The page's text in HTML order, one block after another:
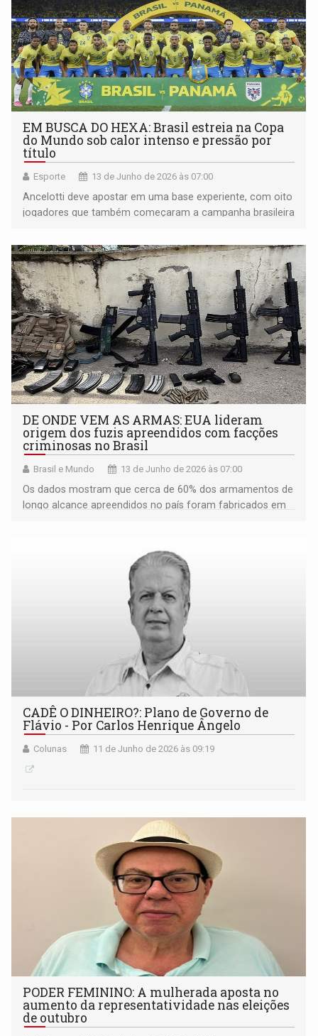
EM BUSCA DO HEXA: Brasil estreia na Copa
do Mundo sob calor intenso e pressão por
título
Esporte 13 de Junho de 2026 às 07:00
Ancelotti deve apostar em uma base experiente, com oito
jogadores que também começaram a campanha brasileira
DE ONDE VEM AS ARMAS: EUA lideram
origem dos fuzis apreendidos com facções
criminosas no Brasil
Brasil e Mundo 13 de Junho de 2026 às 07:00
Os dados mostram que cerca de 60% dos armamentos de
longo alcance apreendidos no país foram fabricados em
CADÊ O DINHEIRO?: Plano de Governo de
Flávio - Por Carlos Henrique Ângelo
Colunas 11 de Junho de 2026 às 09:19
PODER FEMININO: A mulherada aposta no
aumento da representatividade nas eleições
de outubro